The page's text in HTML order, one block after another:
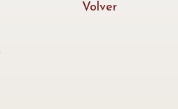
Volver